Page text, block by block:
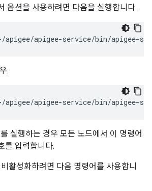
옵션을 사용하려면 다음을 실행합니다.
apigee-service/bin/apigee-
:
apigee-service/bin/apigee-
실행하는 경우 모든 노드에서 이 명령어
를 입력합니다.
활성화하려면 다음 명령어를 사용합니